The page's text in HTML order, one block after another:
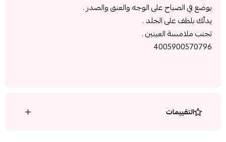
يوضع في الصباح على الوجه والعنق والصدر .
يدلّك بلطف على الجلد .
تجنب ملامسة العينين .
4005900570796
التقييمات